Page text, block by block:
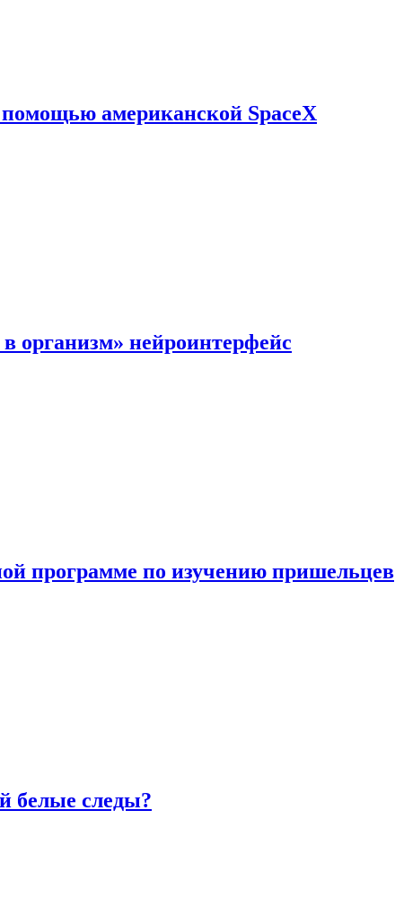
американской SpaceX
организм» нейроинтерфейс
программе по изучению пришельцев
белые следы?